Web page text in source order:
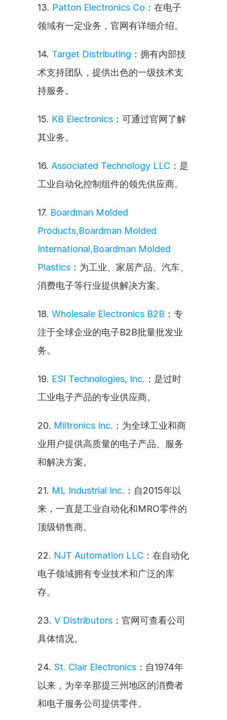
13. Patton Electronics Co ：在电子
领域有一定业务，官网有详细介绍。
14. Target Distributing ：拥有内部技
术支持团队，提供出色的一级技术支
持服务。
15. KB Electronics ：可通过官网了解
其业务。
16. Associated Technology LLC ：是
工业自动化控制组件的领先供应商。
17. Boardman Molded
Products,Boardman Molded
International,Boardman Molded
Plastics ：为工业、家居产品、汽车、
消费电子等行业提供解决方案。
18. Wholesale Electronics B2B ：专
注于全球企业的电子B2B批量批发业
务。
19. ESI Technologies, Inc. ：是过时
工业电子产品的专业供应商。
20. Miltronics Inc. ：为全球工业和商
业用户提供高质量的电子产品、服务
和解决方案。
21. ML Industrial Inc. ：自2015年以
来，一直是工业自动化和MRO零件的
顶级销售商。
22. NJT Automation LLC ：在自动化
电子领域拥有专业技术和广泛的库
存。
23. V Distributors ：官网可查看公司
具体情况。
24. St. Clair Electronics ：自1974年
以来，为辛辛那提三州地区的消费者
和电子服务公司提供零件。